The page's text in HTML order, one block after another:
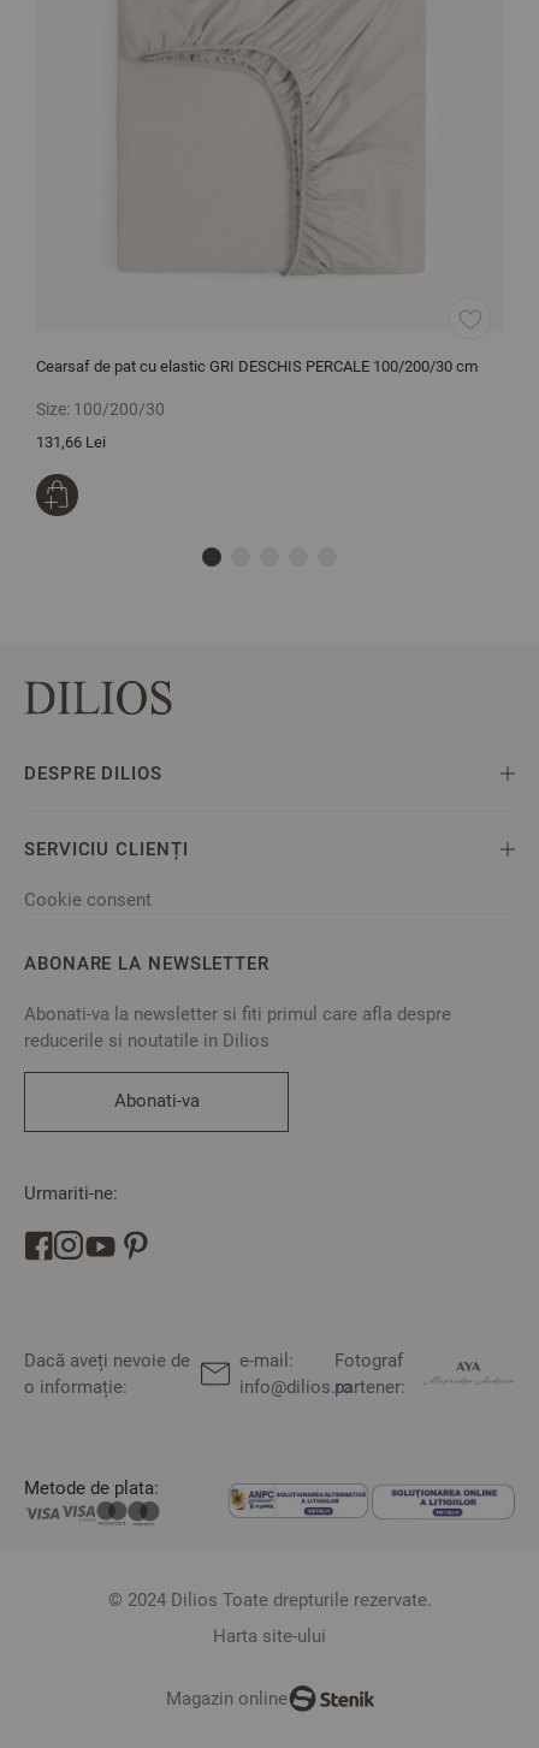
Cearsaf de pat cu elastic GRI DESCHIS PERCALE 100/200/30 cm
Size: 100/200/30
131,66 Lei
DESPRE DILIOS
SERVICIU CLIENȚI
Cookie consent
ABONARE LA NEWSLETTER
Abonati-va la newsletter si fiti primul care afla despre
reducerile si noutatile in Dilios
Abonati-va
Urmariti-ne:
Dacă aveți nevoie de
o informație:
e-mail:
info@dilios.ro
Fotograf
partener:
Metode de plata:
© 2024 Dilios Toate drepturile rezervate.
Harta site-ului
Magazin online